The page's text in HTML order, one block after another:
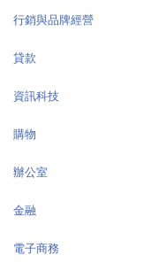
行銷與品牌經營
貸款
資訊科技
購物
辦公室
金融
電子商務